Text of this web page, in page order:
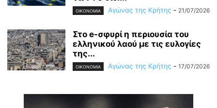
OIKONOMIA Αγώνας της Κρήτης - 21/07/2026
Στο e-σφυρί η περιουσία του
ελληνικού λαού με τις ευλογίες
της...
OIKONOMIA Αγώνας της Κρήτης - 17/07/2026